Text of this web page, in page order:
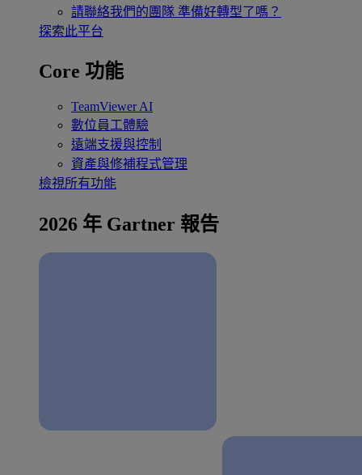
請聯絡我們的團隊 準備好轉型了嗎？
探索此平台
Core 功能
TeamViewer AI
數位員工體驗
遠端支援與控制
資產與修補程式管理
檢視所有功能
2026 年 Gartner 報告